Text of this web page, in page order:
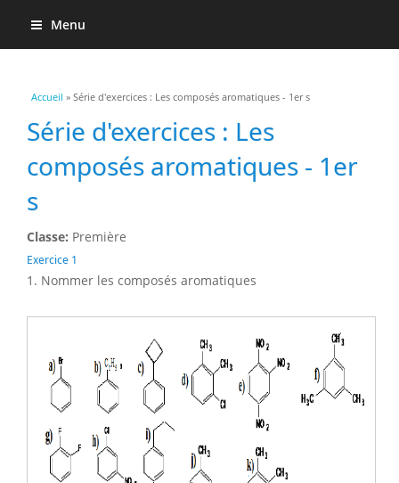
Menu
Vous êtes ici
Accueil » Série d'exercices : Les composés aromatiques - 1er s
Série d'exercices : Les
composés aromatiques - 1er
s
Classe: Première
Exercice 1
1. Nommer les composés aromatiques